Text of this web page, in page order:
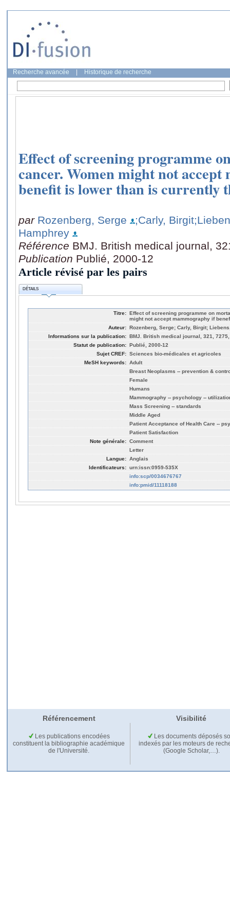
Recherche avancée Historique de recherche
Effect of screening programme
cancer. Women might not
benefit is lower than is currently
par Rozenberg, Serge ;Carly, Birgit
Hamphrey
Référence BMJ. British medical journal,
Publication Publié, 2000-12
Article révisé par les pairs
DÉTAILS
Titre: Effect of screening programme on
might not accept mammography if
Auteur: Rozenberg, Serge; Carly, Birgit;
Informations sur la publication: BMJ. British medical journal, 321, 7275,
Statut de publication: Publié, 2000-12
Sujet CREF: Sciences bio-médicales et agricoles
MeSH keywords: Adult
Breast Neoplasms -- prevention &
Female
Humans
Mammography -- psychology --
Mass Screening -- standards
Middle Aged
Patient Acceptance of Health Care --
Patient Satisfaction
Note générale: Comment
Letter
Langue: Anglais
Identificateurs: urn:issn:0959-535X
info:scp/0034676767
info:pmid/11118188
Référencement Visibilité
Les publications encodées
constituent la bibliographie académique
de l'Université.
Les documents déposés
indexés par les moteurs de
(Google Scholar,…).